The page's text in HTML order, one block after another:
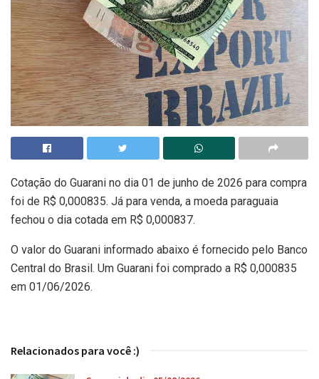
Cotação do Guarani no dia 01 de junho de 2026 para compra
foi de R$ 0,000835. Já para venda, a moeda paraguaia
fechou o dia cotada em R$ 0,000837.
O valor do Guarani informado abaixo é fornecido pelo Banco
Central do Brasil. Um Guarani foi comprado a R$ 0,000835
em 01/06/2026.
Relacionados para você :)